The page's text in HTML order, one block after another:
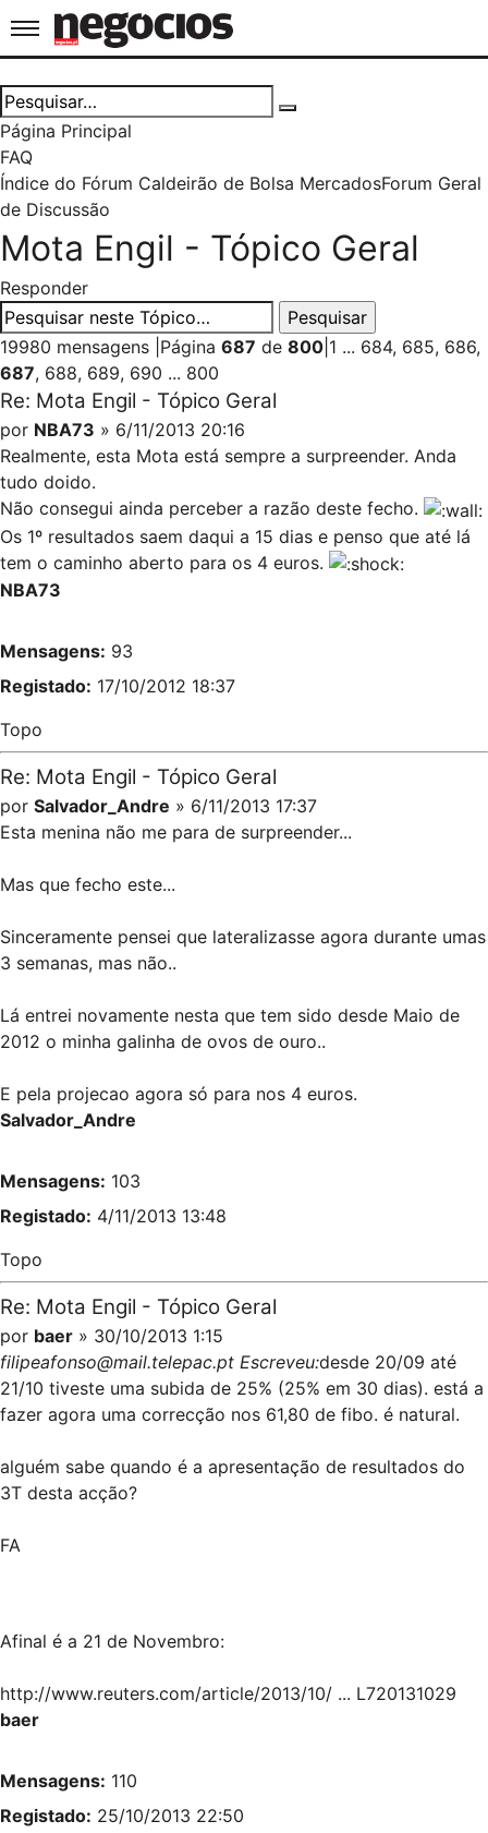
Jornal de Negócios
Página Principal
FAQ
Índice do Fórum Caldeirão de Bolsa MercadosForum Geral
de Discussão
Mota Engil - Tópico Geral
Responder
19980 mensagens Página 687 de 800 1 ... 684, 685, 686,
687, 688, 689, 690 ... 800
Re: Mota Engil - Tópico Geral
por NBA73 » 6/11/2013 20:16
Realmente, esta Mota está sempre a surpreender. Anda
tudo doido.
Não consegui ainda perceber a razão deste fecho.
Os 1º resultados saem daqui a 15 dias e penso que até lá
tem o caminho aberto para os 4 euros.
NBA73
Mensagens: 93
Registado: 17/10/2012 18:37
Topo
Re: Mota Engil - Tópico Geral
por Salvador_Andre » 6/11/2013 17:37
Esta menina não me para de surpreender...
Mas que fecho este...
Sinceramente pensei que lateralizasse agora durante umas
3 semanas, mas não..
Lá entrei novamente nesta que tem sido desde Maio de
2012 o minha galinha de ovos de ouro..
E pela projecao agora só para nos 4 euros.
Salvador_Andre
Mensagens: 103
Registado: 4/11/2013 13:48
Topo
Re: Mota Engil - Tópico Geral
por baer » 30/10/2013 1:15
filipeafonso@mail.telepac.pt Escreveu:desde 20/09 até
21/10 tiveste uma subida de 25% (25% em 30 dias). está a
fazer agora uma correcção nos 61,80 de fibo. é natural.
alguém sabe quando é a apresentação de resultados do
3T desta acção?
FA
Afinal é a 21 de Novembro:
http://www.reuters.com/article/2013/10/ ... L720131029
baer
Mensagens: 110
Registado: 25/10/2013 22:50